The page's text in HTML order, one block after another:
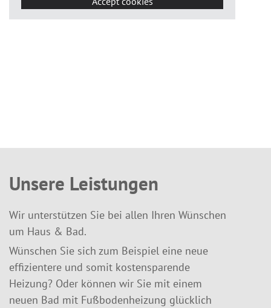
Unsere Leistungen
Wir unterstützen Sie bei allen Ihren Wünschen
um Haus & Bad.
Wünschen Sie sich zum Beispiel eine neue
effizientere und somit kostensparende
Heizung? Oder können wir Sie mit einem
neuen Bad mit Fußbodenheizung glücklich